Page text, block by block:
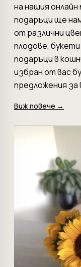
на нашия
подаръци ще
от различни
плодове,
подаръци в
избран от вас
предложения за
Виж повече →